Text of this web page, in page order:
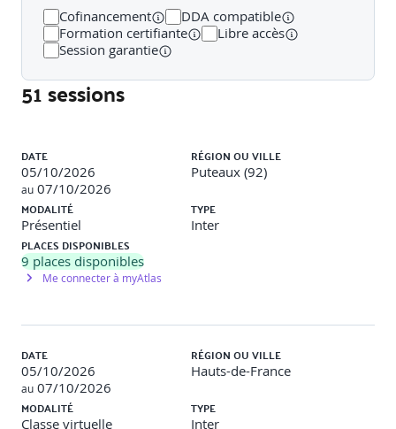
Public concerné
Chargé.e.s de recherche / E-sourceur.e.s ; consultant.e.s en
cabinet de conseil en recrutement, Talent Acquisition
Managers, Toute personne en charge du recrutement en
Prérequis
Méthodes et moyens pédagogiques
Cofinancement
DDA compatible
Formation certifiante
Libre accès
Session garantie
51 sessions
DATE
05/10/2026
au 07/10/2026
RÉGION OU VILLE
Puteaux (92)
MODALITÉ
Présentiel
TYPE
Inter
PLACES DISPONIBLES
9 places disponibles
Me connecter à myAtlas
DATE
05/10/2026
au 07/10/2026
RÉGION OU VILLE
Hauts-de-France
MODALITÉ
Classe virtuelle
TYPE
Inter